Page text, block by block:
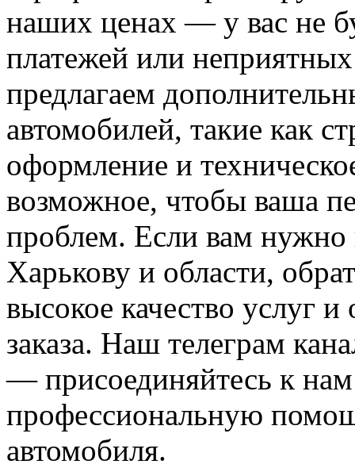
наших ценах — у вас не
платежей или
предлагаем
автомобилей, такие как
оформление и
возможное, чтобы ваша
проблем. Если вам нужно
Харькову и области,
высокое качество услуг
заказа. Наш телеграм
— присоединяйтесь к
профессиональную
автомобиля.